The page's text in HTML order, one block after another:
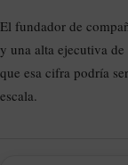
El fundador de
y una alta ejecutiva
que esa cifra podría
escala.